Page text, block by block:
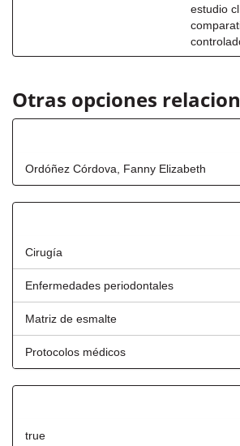
estudio
Otras opciones
Ordóñez Córdova, Fanny Elizabeth
Cirugía
Enfermedades periodontales
Matriz de esmalte
Protocolos médicos
true